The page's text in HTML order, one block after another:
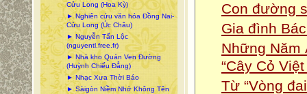
Cửu Long (Hoa Kỳ)
► Nghiên cứu văn hóa Đồng Nai-
Cửu Long (Úc Châu)
► Nguyễn Tấn Lộc
(nguyentl.free.fr)
► Nhà kho Quán Ven Đường
(Huỳnh Chiếu Đẳng)
► Nhạc Xưa Thời Báo
► Sàigòn Niềm Nhớ Không Tên
Con đường
Gia đình
Những Năm
“Cây Cỏ Việt
Từ “Vòng